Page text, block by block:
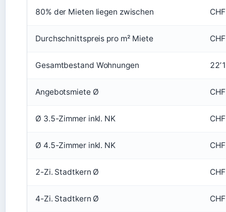
80% der Mieten liegen zwischen
Durchschnittspreis pro m² Miete
Gesamtbestand Wohnungen
Angebotsmiete Ø
Ø 3.5-Zimmer inkl. NK
Ø 4.5-Zimmer inkl. NK
2-Zi. Stadtkern Ø
4-Zi. Stadtkern Ø